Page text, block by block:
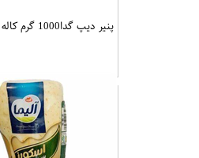
پنیر دیپ گدا1000 گرم کاله